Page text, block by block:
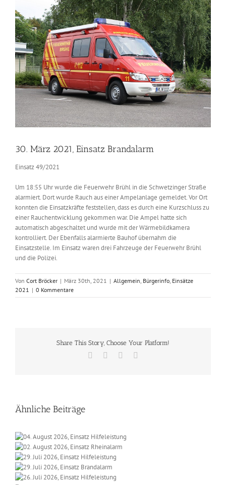
grösseres
Bild
30. März 2021, Einsatz Brandalarm
Einsatz 49/2021
Um 18:55 Uhr wurde die Feuerwehr Brühl in die Schwetzinger Straße
alarmiert. Dort wurde Rauch aus einer Ampelanlage gemeldet. Vor Ort
konnten die Einsatzkräfte feststellen, dass es durch eine Kurzschluss zu
einer Rauchentwicklung gekommen war. Die Ampel hatte sich
automatisch abgeschaltet und wurde mit der Wärmebildkamera
kontrolliert. Der Ebenfalls alarmierte Bauhof übernahm die
Einsatzstelle. Im Einsatz waren drei Fahrzeuge der Feuerwehr Brühl
und die Polizei.
Von Cort Bröcker | März 30th, 2021 | Allgemein, Bürgerinfo, Einsätze
2021 | 0 Kommentare
Share This Story, Choose Your Platform!
Facebook
Ähnliche Beiträge